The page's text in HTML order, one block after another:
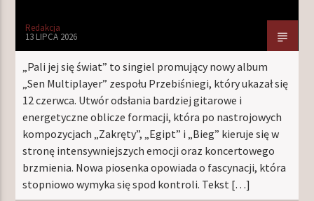
Redakcja
13 LIPCA 2026
„Pali jej się świat” to singiel promujący nowy album
„Sen Multiplayer” zespołu Przebiśniegi, który ukazał się
12 czerwca. Utwór odsłania bardziej gitarowe i
energetyczne oblicze formacji, która po nastrojowych
kompozycjach „Zakręty”, „Egipt” i „Bieg” kieruje się w
stronę intensywniejszych emocji oraz koncertowego
brzmienia. Nowa piosenka opowiada o fascynacji, która
stopniowo wymyka się spod kontroli. Tekst […]